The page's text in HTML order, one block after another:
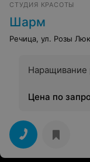
СТУДИЯ КРАСОТЫ
Шарм
Речица, ул. Розы
Наращивание
Цена по